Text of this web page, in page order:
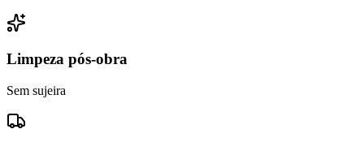
Limpeza pós-obra
Sem sujeira